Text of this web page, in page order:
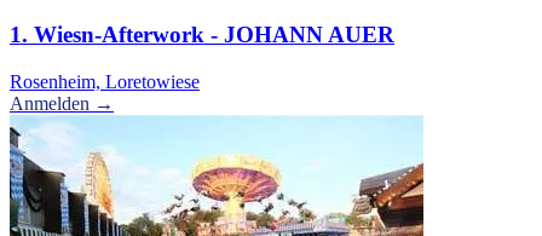
1. Wiesn-Afterwork - JOHANN AUER
Rosenheim, Loretowiese
Anmelden →